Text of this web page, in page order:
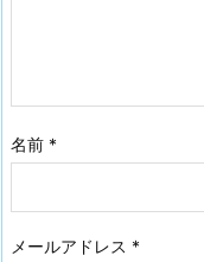
名前 *
メールアドレス *